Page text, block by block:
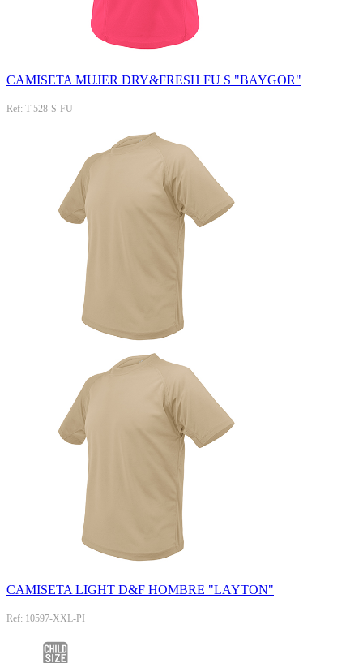
CAMISETA MUJER DRY&FRESH FU S "BAYGOR"
Ref: T-528-S-FU
CAMISETA LIGHT D&F HOMBRE "LAYTON"
Ref: 10597-XXL-PI